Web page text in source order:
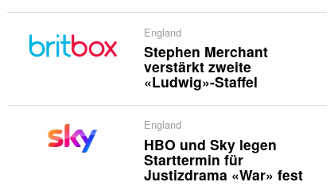
England
Stephen Merchant
verstärkt zweite
«Ludwig»-Staffel
England
HBO und Sky legen
Starttermin für
Justizdrama «War» fest